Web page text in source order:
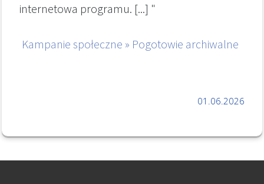
internetowa programu. [...] "
Kampanie społeczne » Pogotowie archiwalne
01.06.2026